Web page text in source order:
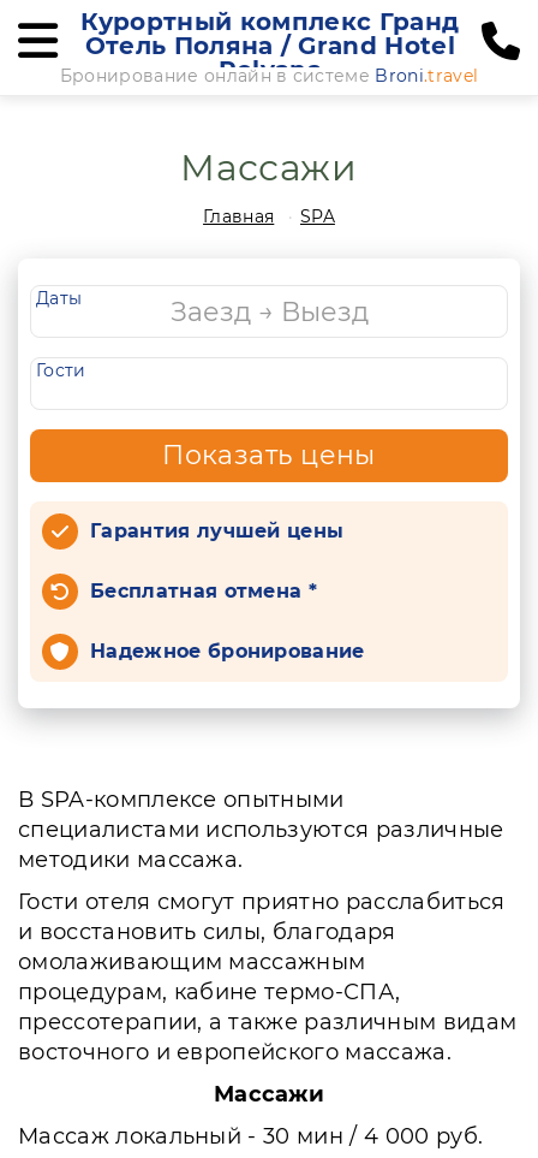
Курортный комплекс Гранд
Отель Поляна / Grand Hotel
Polyana
Бронирование онлайн в системе Broni.travel
Массажи
Главная SPA
Даты
Гости
Показать цены
Гарантия лучшей цены
Бесплатная отмена *
Надежное бронирование
В SPA-комплексе опытными
специалистами используются различные
методики массажа.
Гости отеля смогут приятно расслабиться
и восстановить силы, благодаря
омолаживающим массажным
процедурам, кабине термо-СПА,
прессотерапии, а также различным видам
восточного и европейского массажа.
Массажи
Массаж локальный - 30 мин / 4 000 руб.